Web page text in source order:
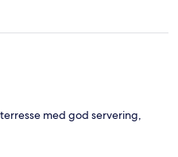
med god servering,